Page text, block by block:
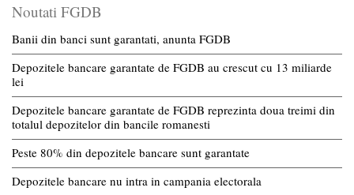
Noutati FGDB
Banii din banci sunt garantati, anunta FGDB
Depozitele bancare garantate de FGDB au crescut cu 13 miliarde
lei
Depozitele bancare garantate de FGDB reprezinta doua treimi din
totalul depozitelor din bancile romanesti
Peste 80% din depozitele bancare sunt garantate
Depozitele bancare nu intra in campania electorala